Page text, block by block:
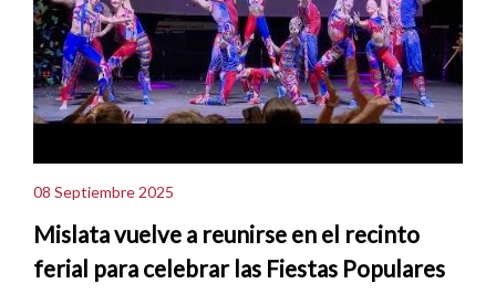
08 Septiembre 2025
Mislata vuelve a reunirse en el recinto
ferial para celebrar las Fiestas Populares